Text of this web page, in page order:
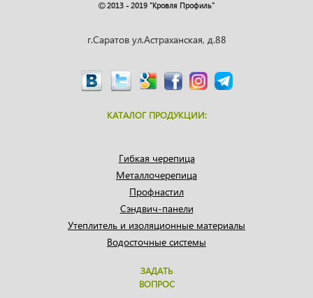
2013 - 2019 "Кровля Профиль"
г.Саратов ул.Астраханская, д.88
КАТАЛОГ ПРОДУКЦИИ:
Гибкая черепица
Металлочерепица
Профнастил
Сэндвич-панели
Утеплитель и изоляционные материалы
Водосточные системы
ЗАДАТЬ
ВОПРОС